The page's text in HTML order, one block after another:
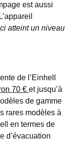
est aussi
atteint un niveau
de l’Einhell
70 € et jusqu’à
de gamme
rares modèles à
en termes de
d’évacuation